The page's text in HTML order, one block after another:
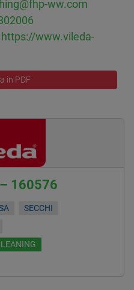
ww.com
https://www.vileda-
in PDF
– 160576
SECCHI